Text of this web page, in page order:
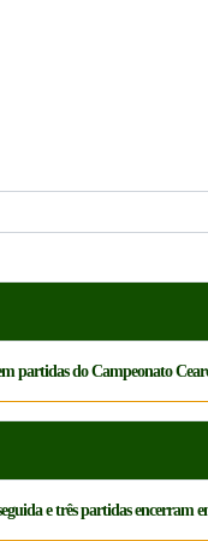
partidas do Campeonato
e três partidas encerram